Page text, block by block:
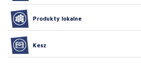
Produkty lokalne
Kesz